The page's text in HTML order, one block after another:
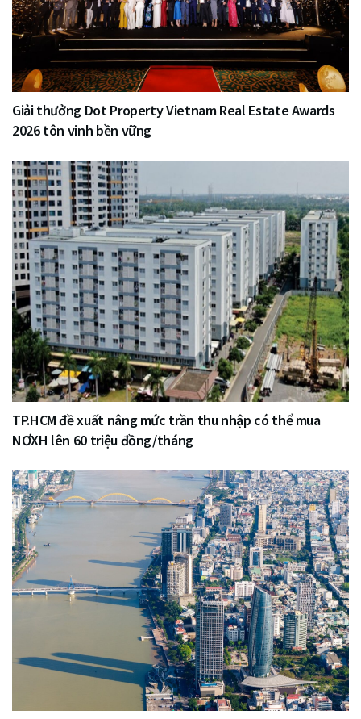
Giải thưởng Dot Property Vietnam Real Estate Awards
2026 tôn vinh bền vững
TP.HCM đề xuất nâng mức trần thu nhập có thể mua
NƠXH lên 60 triệu đồng/tháng